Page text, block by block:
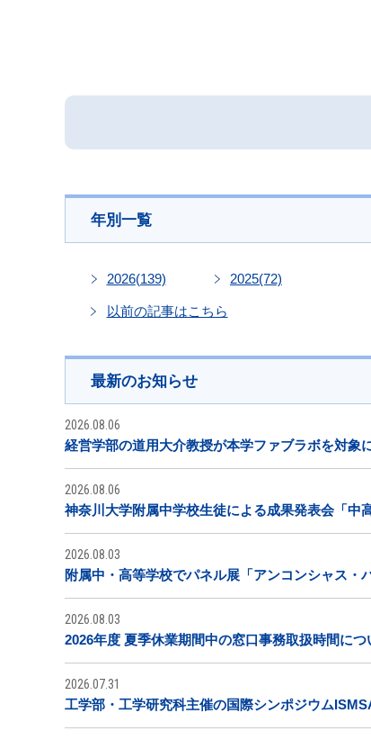
年別一覧
2026(139) 2025(72)
以前の記事はこちら
最新のお知らせ
2026.08.06
経営学部の道用大介教授が本学ファブラボを対象
2026.08.06
神奈川大学附属中学校生徒による成果発表会「中
2026.08.03
附属中・高等学校でパネル展「アンコンシャス・
2026.08.03
2026年度 夏季休業期間中の窓口事務取扱時間につ
2026.07.31
工学部・工学研究科主催の国際シンポジウム